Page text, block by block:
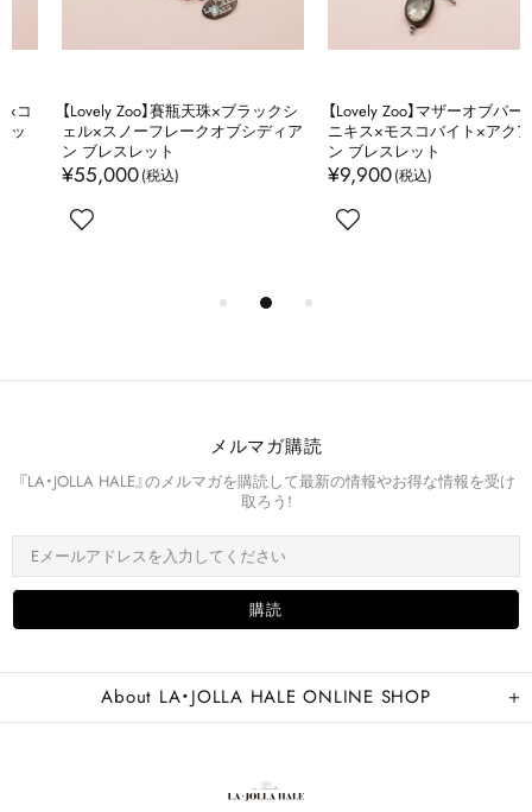
【Lovely Zoo】賽瓶天珠×ブラックシ
ェル×スノーフレークオブシディア
ン ブレスレット
¥55,000
【Lovely Zoo】マザーオブパール×オ
ニキス×モスコバイト×アクアマリ
ン ブレスレット
¥9,900
About LA・JOLLA HALE ONLINE SHOP
メルマガ購読
『LA・JOLLA HALE』のメルマガを購読して最新の情報やお得な情報を受け
取ろう!